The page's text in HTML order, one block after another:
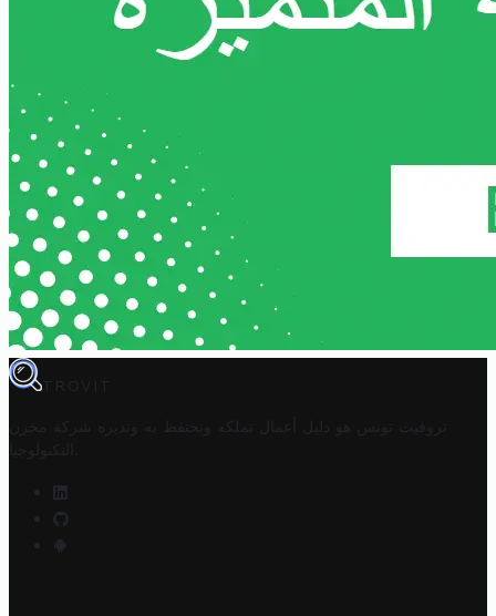
TROVIT
تروفيت تونس هو دليل أعمال تملكه وتحتفظ به وتديره
شركة مخزن
التكنولوجيا